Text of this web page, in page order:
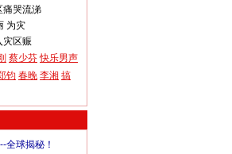
痛哭流涕
为灾
灾区赈
蔡少芬 快乐男声
钧 春晚 李湘 搞
全球揭秘！